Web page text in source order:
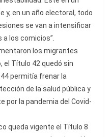
y, en un año electoral, todo
se van a intensificar
a los comicios”.
los migrantes
el Título 42 quedó sin
permitía frenar la
de la salud pública y
por la pandemia del Covid-
queda vigente el Título 8